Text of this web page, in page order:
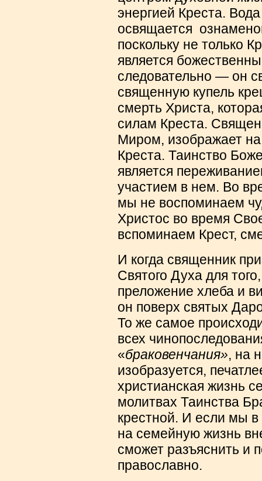
энергией Креста.
освящается
поскольку не только
является
следовательно — он
священную купель
смерть Христа,
силам Креста.
Миром, изображает
Креста. Таинство
является
участием в нем. Во
мы не воспоминаем
Христос во время
вспоминаем Крест,
И когда священник
Святого Духа для
преложение хлеба и
он поверх святых
То же самое
всех
«браковенчания», на
изобразуется,
христианская жизнь
молитвах Таинства
крестной. И если мы в
на семейную жизнь
сможет разъяснить и
православно.